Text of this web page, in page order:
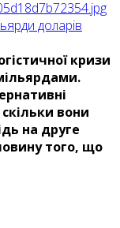
доларів
кризи
вони
на друге
того, що